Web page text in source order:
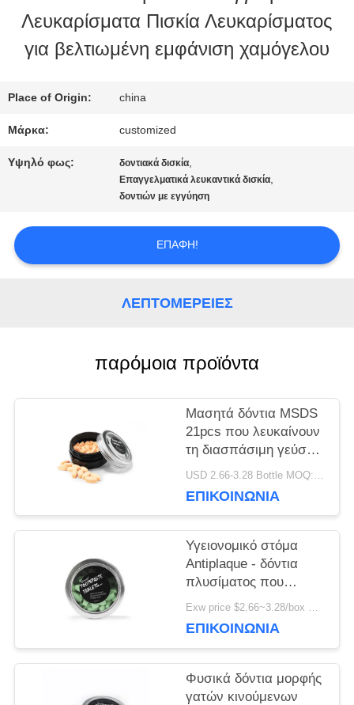
ΕΡΓΟΣΤΑΣΊΩΝ
ΠΟΙΟΤΙΚΌΣ
ΈΛΕΓΧΟΣ
ΣΕ
ΖΗΤΉΣΤΕ
ΈΝΑ
ΑΠΌΣΠΑΣΜΑ
ΙΣΤΌΤΟΠΟΥ
ΠΟΛΙΤΙΚΉ
ΜΥΣΤΙΚΌΤΗΤΑΣ
Λευκαρίσματα Πισκία Λευκαρίσματος
για βελτιωμένη εμφάνιση χαμόγελου
Place of Origin: china
Μάρκα: customized
Υψηλό φως: δοντιακά δισκία,
Επαγγελματικά λευκαντικά δισκία,
δοντιών με εγγύηση
ΕΠΑΦΉ!
ΛΕΠΤΟΜΈΡΕΙΕΣ
παρόμοια προϊόντα
Μασητά δόντια MSDS
21pcs που λευκαίνουν
τη διασπάσιμη γεύση
γόμμας φυσαλίδων
USD 2.66-3.28 Bottle MOQ:150 μπουκάλια
ΕΠΙΚΟΙΝΩΝΊΑ
Υγειονομικό στόμα
Antiplaque - δόντια
πλυσίματος που
λευκαίνουν τις
ασωλήνωτες
Exw price $2.66~3.28/box MOQ:5000 κιβώτια
ΕΠΙΚΟΙΝΩΝΊΑ
Φυσικά δόντια μορφής
γατών κινούμενων